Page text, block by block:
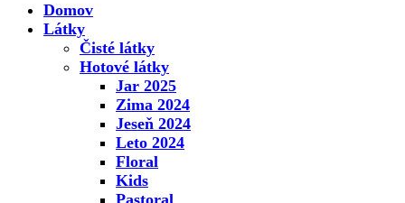
Domov
Látky
Čisté látky
Hotové látky
Jar 2025
Zima 2024
Jeseň 2024
Leto 2024
Floral
Kids
Pastoral